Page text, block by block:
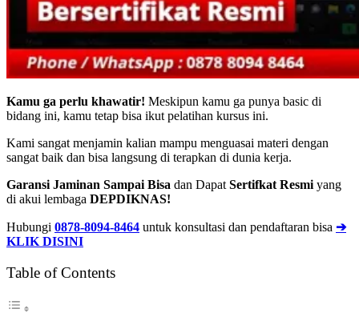
Kamu ga perlu khawatir! Meskipun kamu ga punya basic di
bidang ini, kamu tetap bisa ikut pelatihan kursus ini.
Kami sangat menjamin kalian mampu menguasai materi dengan
sangat baik dan bisa langsung di terapkan di dunia kerja.
Garansi Jaminan Sampai Bisa dan Dapat Sertifkat Resmi yang
di akui lembaga DEPDIKNAS!
Hubungi 0878-8094-8464 untuk konsultasi dan pendaftaran bisa ➔
KLIK DISINI
Table of Contents